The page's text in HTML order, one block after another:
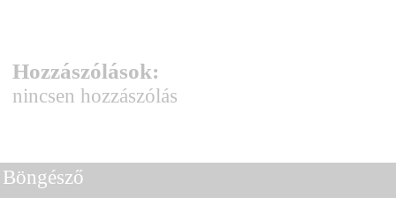
Hozzászólások:
nincsen hozzászólás
Böngésző